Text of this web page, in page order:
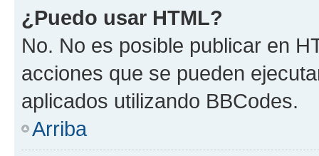
¿Puedo usar HTML?
No. No es posible publicar en
acciones que se pueden
aplicados utilizando BBCodes.
Arriba